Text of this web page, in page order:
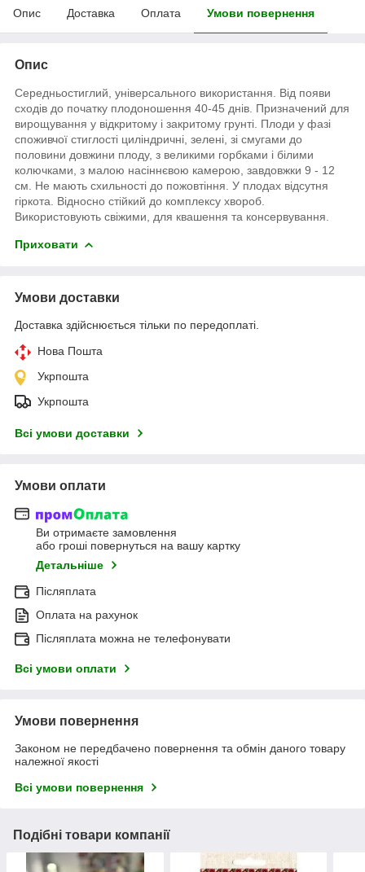
Опис Доставка Оплата Умови повернення
Опис
Середньостиглий, універсального використання. Від появи
сходів до початку плодоношення 40-45 днів. Призначений для
вирощування у відкритому і закритому грунті. Плоди у фазі
споживчої стиглості циліндричні, зелені, зі смугами до
половини довжини плоду, з великими горбками і білими
колючками, з малою насіннєвою камерою, завдовжки 9 - 12
см. Не мають схильності до пожовтіння. У плодах відсутня
гіркота. Відносно стійкий до комплексу хвороб.
Використовують свіжими, для квашення та консервування.
Приховати
Умови доставки
Доставка здійснюється тільки по передоплаті.
Нова Пошта
Укрпошта
Укрпошта
Всі умови доставки
Умови оплати
Ви отримаєте замовлення
або гроші повернуться на вашу картку
Детальніше
Післяплата
Оплата на рахунок
Післяплата можна не телефонувати
Всі умови оплати
Умови повернення
Законом не передбачено повернення та обмін даного товару
належної якості
Всі умови повернення
Подібні товари компанії